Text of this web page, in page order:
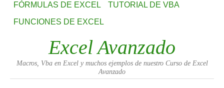
FÓRMULAS DE EXCEL
TUTORIAL DE VBA
FUNCIONES DE EXCEL
Excel Avanzado
Macros, Vba en Excel y muchos ejemplos de nuestro Curso de Excel
Avanzado